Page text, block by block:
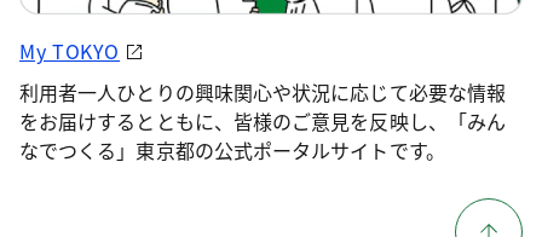
My TOKYO
利用者一人ひとりの興味関心や状況に応じて必要な情報
をお届けするとともに、皆様のご意見を反映し、「みん
なでつくる」東京都の公式ポータルサイトです。